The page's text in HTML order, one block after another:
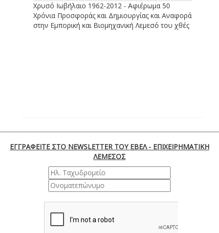
Χρυσό Ιωβήλαιο 1962-2012 - Αφιέρωμα 50
Χρόνια Προσφοράς και Δημιουργίας και Αναφορά
στην Εμπορική και Βιομηχανική Λεμεσό του χθές
ΕΓΓΡΑΦΕΙΤΕ ΣΤΟ NEWSLETTER ΤΟΥ ΕΒΕΛ - ΕΠΙΧΕΙΡΗΜΑΤΙΚΗ
ΛΕΜΕΣΟΣ